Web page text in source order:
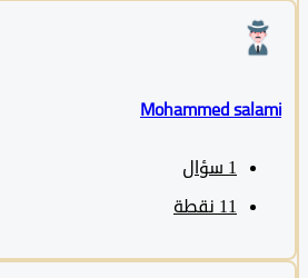
Mohammed
سؤال
نقطة